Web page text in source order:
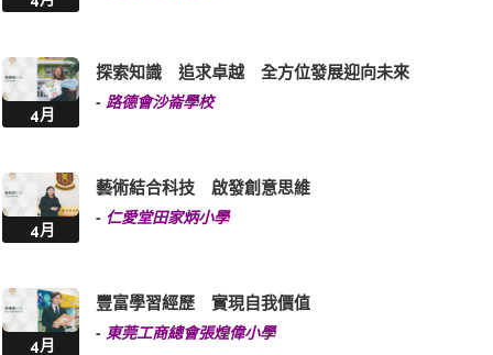
4月
探索知識 追求卓越 全方位發展迎向未來
- 路德會沙崙學校
4月
藝術結合科技 啟發創意思維
- 仁愛堂田家炳小學
4月
豐富學習經歷 實現自我價值
- 東莞工商總會張煌偉小學